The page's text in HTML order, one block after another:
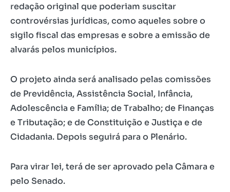
redação original que poderiam suscitar
controvérsias jurídicas, como aqueles sobre o
sigilo fiscal das empresas e sobre a emissão de
alvarás pelos municípios.
O projeto ainda será analisado pelas comissões
de Previdência, Assistência Social, Infância,
Adolescência e Família; de Trabalho; de Finanças
e Tributação; e de Constituição e Justiça e de
Cidadania. Depois seguirá para o Plenário.
Para virar lei, terá de ser aprovado pela Câmara e
pelo Senado.